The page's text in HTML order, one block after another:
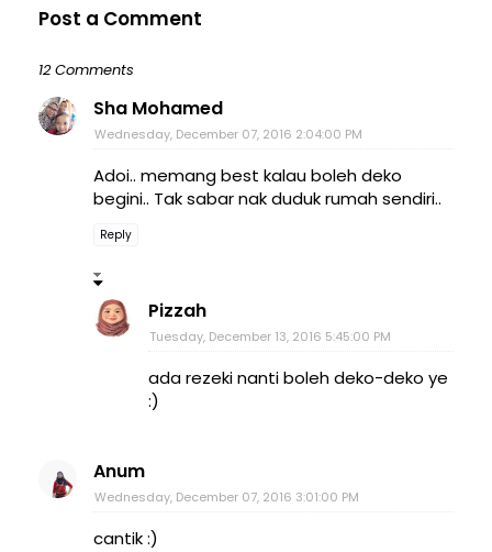
Post a Comment
12 Comments
Sha Mohamed
Wednesday, December 07, 2016 2:04:00 PM
Adoi.. memang best kalau boleh deko
begini.. Tak sabar nak duduk rumah sendiri..
Reply
Pizzah
Tuesday, December 13, 2016 5:45:00 PM
ada rezeki nanti boleh deko-deko ye
:)
Anum
Wednesday, December 07, 2016 3:01:00 PM
cantik :)